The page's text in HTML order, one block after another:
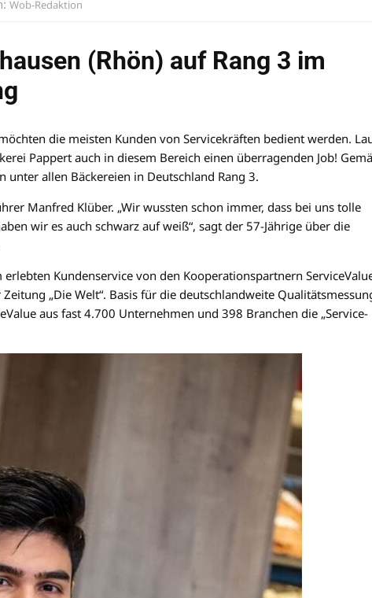
Wob-Redaktion
(Rhön) auf Rang 3 im
die meisten Kunden von Servicekräften bedient werden.
Pappert auch in diesem Bereich einen überragenden Job!
allen Bäckereien in Deutschland Rang 3.
Manfred Klüber. „Wir wussten schon immer, dass bei uns tolle
wir es auch schwarz auf weiß“, sagt der 57-Jährige über die
Kundenservice von den Kooperationspartnern
„Die Welt“. Basis für die deutschlandweite
aus fast 4.700 Unternehmen und 398 Branchen die „Service-